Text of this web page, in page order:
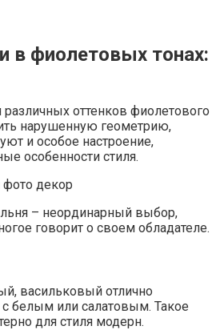
в фиолетовых тонах:
различных оттенков фиолетового
нарушенную геометрию,
и особое настроение,
особенности стиля.
– неординарный выбор,
говорит о своем обладателе.
васильковый отлично
с белым или салатовым. Такое
для стиля модерн.